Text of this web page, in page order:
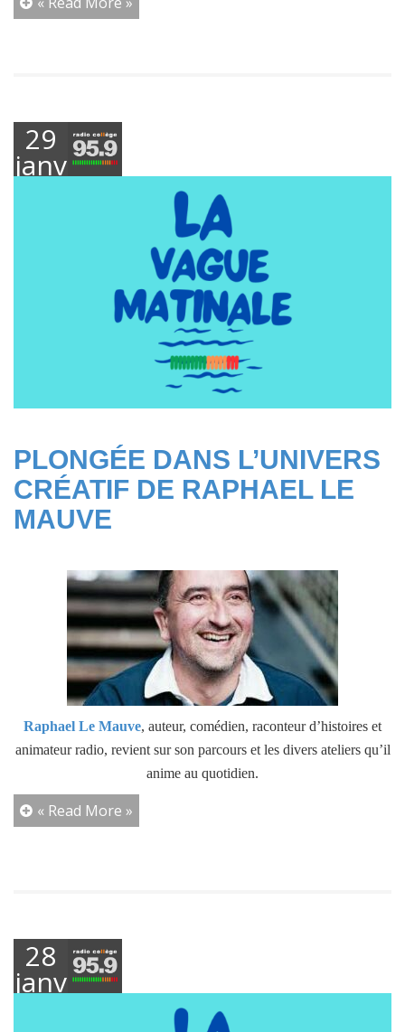
29
janvier
PLONGÉE DANS L’UNIVERS
CRÉATIF DE RAPHAEL LE
MAUVE
Raphael Le Mauve, auteur, comédien, raconteur d’histoires et
animateur radio, revient sur son parcours et les divers ateliers qu’il
anime au quotidien.
« Read More »
28
janvier